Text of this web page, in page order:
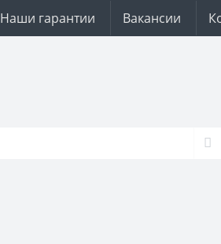
Наши гарантии Вакансии